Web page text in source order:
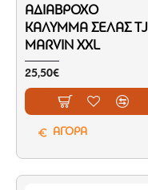
ΑΔΙΆΒΡΟΧΟ
ΚΆΛΥΜΜΑ ΣΈΛΑΣ TJ
MARVIN XXL
25,50€
ΑΓΟΡΑ